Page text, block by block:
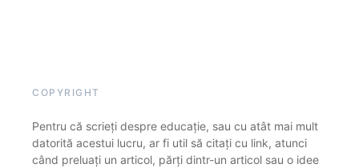
COPYRIGHT
Pentru că scrieți despre educație, sau cu atât mai mult
datorită acestui lucru, ar fi util să citați cu link, atunci
când preluați un articol, părți dintr-un articol sau o idee